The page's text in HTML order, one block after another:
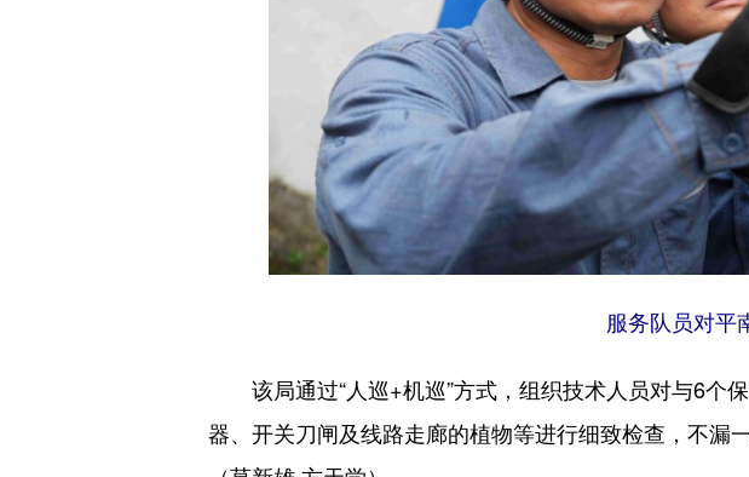
服务队员对平
该局通过“人巡+机巡”方式，组织技术人员对与6个
器、开关刀闸及线路走廊的植物等进行细致检查，不漏